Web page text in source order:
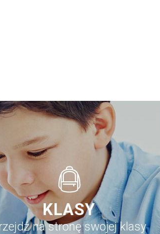
KLASY
na stronę swojej klasy